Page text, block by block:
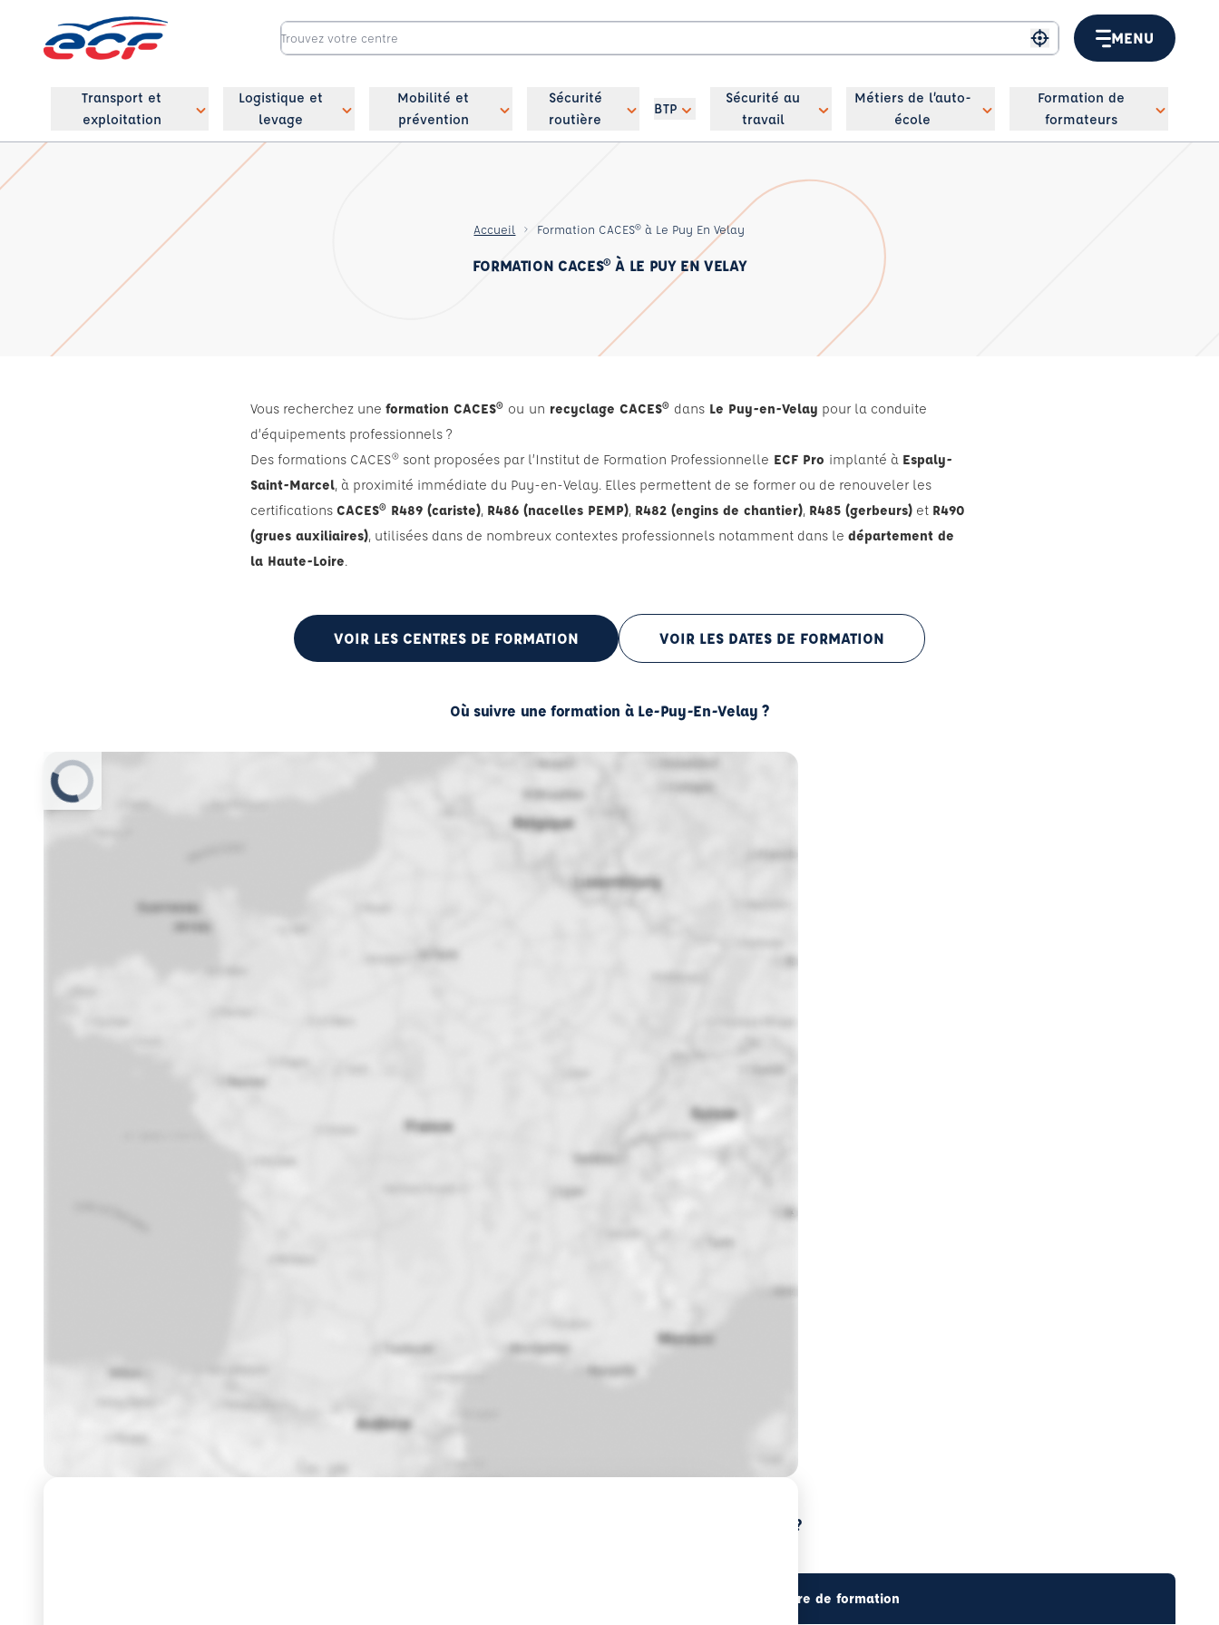
Me géolocaliser
MENU
Transport et
exploitation
Logistique et
levage
Mobilité et
prévention
Sécurité
routière
BTP
Sécurité au
travail
Métiers de l’auto-
école
Formation de
formateurs
Accueil Formation CACES® à Le Puy En Velay
FORMATION CACES® À LE PUY EN VELAY
Vous recherchez une formation CACES® ou un recyclage CACES® dans Le Puy-en-Velay pour la conduite
d’équipements professionnels ?
Des formations CACES® sont proposées par l’Institut de Formation Professionnelle ECF Pro implanté à Espaly-
Saint-Marcel, à proximité immédiate du Puy-en-Velay. Elles permettent de se former ou de renouveler les
certifications CACES® R489 (cariste), R486 (nacelles PEMP), R482 (engins de chantier), R485 (gerbeurs) et R490
(grues auxiliaires), utilisées dans de nombreux contextes professionnels notamment dans le département de
la Haute-Loire.
VOIR LES CENTRES DE FORMATION VOIR LES DATES DE FORMATION
Où suivre une formation à Le-Puy-En-Velay ?
Prochaines sessions de formation à Le-Puy-En-Velay ?
Centre de formation